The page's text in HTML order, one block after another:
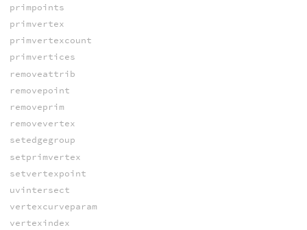
primpoints
primvertex
primvertexcount
primvertices
removeattrib
removepoint
removeprim
removevertex
setedgegroup
setprimvertex
setvertexpoint
uvintersect
vertexcurveparam
vertexindex